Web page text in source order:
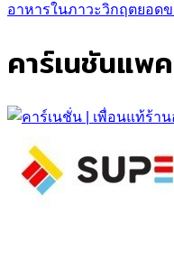
อาหารในภาวะวิกฤตยอด
คาร์เนชันแพ